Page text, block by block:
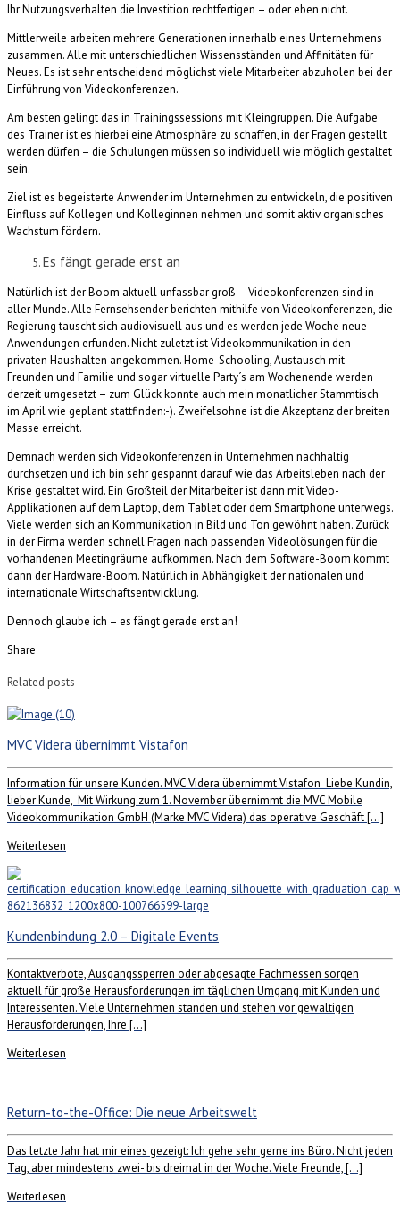
Ihr Nutzungsverhalten die Investition rechtfertigen – oder eben nicht.
Mittlerweile arbeiten mehrere Generationen innerhalb eines Unternehmens
zusammen. Alle mit unterschiedlichen Wissensständen und Affinitäten für
Neues. Es ist sehr entscheidend möglichst viele Mitarbeiter abzuholen bei der
Einführung von Videokonferenzen.
Am besten gelingt das in Trainingssessions mit Kleingruppen. Die Aufgabe
des Trainer ist es hierbei eine Atmosphäre zu schaffen, in der Fragen gestellt
werden dürfen – die Schulungen müssen so individuell wie möglich gestaltet
sein.
Ziel ist es begeisterte Anwender im Unternehmen zu entwickeln, die positiven
Einfluss auf Kollegen und Kolleginnen nehmen und somit aktiv organisches
Wachstum fördern.
Es fängt gerade erst an
Natürlich ist der Boom aktuell unfassbar groß – Videokonferenzen sind in
aller Munde. Alle Fernsehsender berichten mithilfe von Videokonferenzen, die
Regierung tauscht sich audiovisuell aus und es werden jede Woche neue
Anwendungen erfunden. Nicht zuletzt ist Videokommunikation in den
privaten Haushalten angekommen. Home-Schooling, Austausch mit
Freunden und Familie und sogar virtuelle Party´s am Wochenende werden
derzeit umgesetzt – zum Glück konnte auch mein monatlicher Stammtisch
im April wie geplant stattfinden:-). Zweifelsohne ist die Akzeptanz der breiten
Masse erreicht.
Demnach werden sich Videokonferenzen in Unternehmen nachhaltig
durchsetzen und ich bin sehr gespannt darauf wie das Arbeitsleben nach der
Krise gestaltet wird. Ein Großteil der Mitarbeiter ist dann mit Video-
Applikationen auf dem Laptop, dem Tablet oder dem Smartphone unterwegs.
Viele werden sich an Kommunikation in Bild und Ton gewöhnt haben. Zurück
in der Firma werden schnell Fragen nach passenden Videolösungen für die
vorhandenen Meetingräume aufkommen. Nach dem Software-Boom kommt
dann der Hardware-Boom. Natürlich in Abhängigkeit der nationalen und
internationale Wirtschaftsentwicklung.
Dennoch glaube ich – es fängt gerade erst an!
Share
Related posts
MVC Videra übernimmt Vistafon
Information für unsere Kunden. MVC Videra übernimmt Vistafon Liebe Kundin,
lieber Kunde, Mit Wirkung zum 1. November übernimmt die MVC Mobile
Videokommunikation GmbH (Marke MVC Videra) das operative Geschäft […]
Weiterlesen
Kundenbindung 2.0 – Digitale Events
Kontaktverbote, Ausgangssperren oder abgesagte Fachmessen sorgen
aktuell für große Herausforderungen im täglichen Umgang mit Kunden und
Interessenten. Viele Unternehmen standen und stehen vor gewaltigen
Herausforderungen, Ihre […]
Weiterlesen
Return-to-the-Office: Die neue Arbeitswelt
Das letzte Jahr hat mir eines gezeigt: Ich gehe sehr gerne ins Büro. Nicht jeden
Tag, aber mindestens zwei- bis dreimal in der Woche. Viele Freunde, […]
Weiterlesen